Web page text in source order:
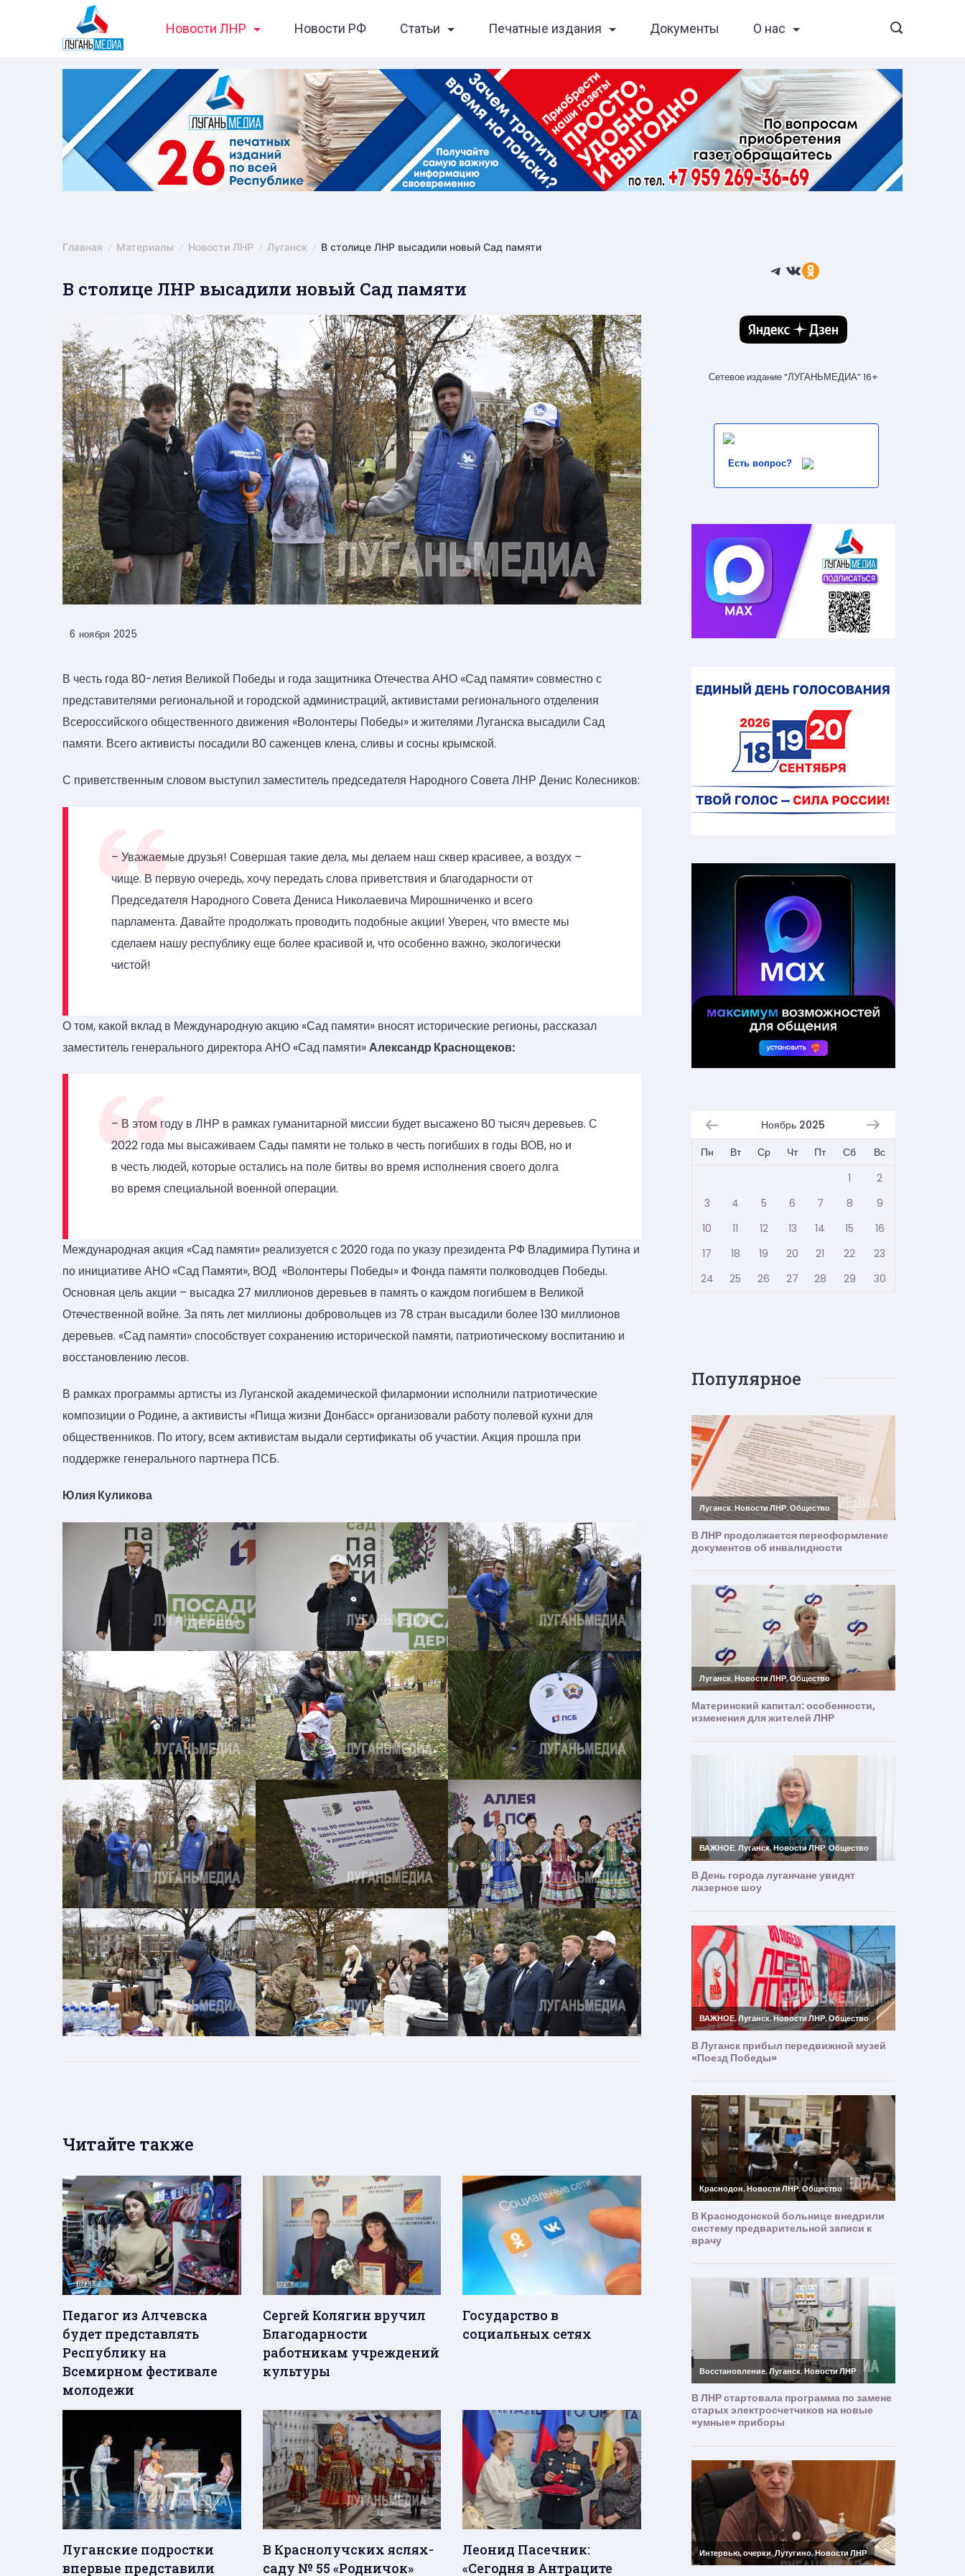
Новости ЛНР Новости РФ Статьи Печатные издания Документы О нас
Главная Материалы Новости ЛНР Луганск В столице ЛНР высадили новый Сад памяти
В столице ЛНР высадили новый Сад памяти
6 ноября 2025
В честь года 80-летия Великой Победы и года защитника Отечества АНО «Сад памяти» совместно с
представителями региональной и городской администраций, активистами регионального отделения
Всероссийского общественного движения «Волонтеры Победы» и жителями Луганска высадили Сад
памяти. Всего активисты посадили 80 саженцев клена, сливы и сосны крымской.
С приветственным словом выступил заместитель председателя Народного Совета ЛНР Денис Колесников:
– Уважаемые друзья! Совершая такие дела, мы делаем наш сквер красивее, а воздух –
чище. В первую очередь, хочу передать слова приветствия и благодарности от
Председателя Народного Совета Дениса Николаевича Мирошниченко и всего
парламента. Давайте продолжать проводить подобные акции! Уверен, что вместе мы
сделаем нашу республику еще более красивой и, что особенно важно, экологически
чистой!
О том, какой вклад в Международную акцию «Сад памяти» вносят исторические регионы, рассказал
заместитель генерального директора АНО «Сад памяти»Александр Краснощеков:
– В этом году в ЛНР в рамках гуманитарной миссии будет высажено 80 тысяч деревьев. С
2022 года мы высаживаем Сады памяти не только в честь погибших в годы ВОВ, но и
в честь людей, которые остались на поле битвы во время исполнения своего долга
во время специальной военной операции.
Международная акция «Сад памяти» реализуется с 2020 года по указу президента РФ Владимира Путина и
по инициативе АНО «Сад Памяти», ВОД «Волонтеры Победы» и Фонда памяти полководцев Победы.
Основная цель акции – высадка 27 миллионов деревьев в память о каждом погибшем в Великой
Отечественной войне. За пять лет миллионы добровольцев из 78 стран высадили более 130 миллионов
деревьев. «Сад памяти» способствует сохранению исторической памяти, патриотическому воспитанию и
восстановлению лесов.
В рамках программы артисты из Луганской академической филармонии исполнили патриотические
композиции о Родине, а активисты «Пища жизни Донбасс» организовали работу полевой кухни для
общественников. По итогу, всем активистам выдали сертификаты об участии. Акция прошла при
поддержке генерального партнера ПСБ.
Юлия Куликова
Читайте также
Педагог из Алчевска
будет представлять
Республику на
Всемирном фестивале
молодежи
Сергей Колягин вручил
Благодарности
работникам учреждений
культуры
Государство в
социальных сетях
Луганские подростки
впервые представили
В Краснолучских яслях-
саду № 55 «Родничок»
Леонид Пасечник:
«Сегодня в Антраците
Telegram
ВКонтакте
Ссылка
Сетевое издание “ЛУГАНЬМЕДИА” 16+
Есть вопрос?
Ноябрь 2025
Пн
Вт Ср Чт Пт Сб
Вс
1
2
3
4 5 6 7 8
9
10
11 12 13 14 15
16
17
18 19 20 21 22
23
24
25 26 27 28 29 30
Популярное